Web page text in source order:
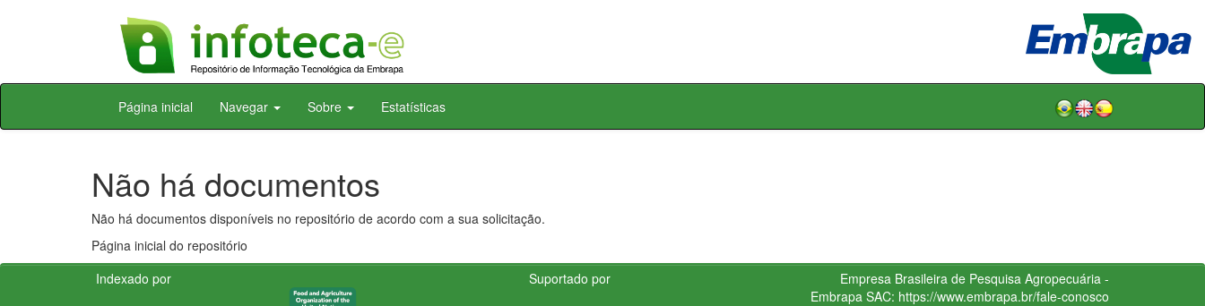
Skip
Página inicial Navegar Sobre Estatísticas
Não há documentos
Não há documentos disponíveis no repositório de acordo com a sua solicitação.
Página inicial do repositório
Indexado por
Suportado por
Empresa Brasileira de Pesquisa Agropecuária -
Embrapa SAC: https://www.embrapa.br/fale-conosco